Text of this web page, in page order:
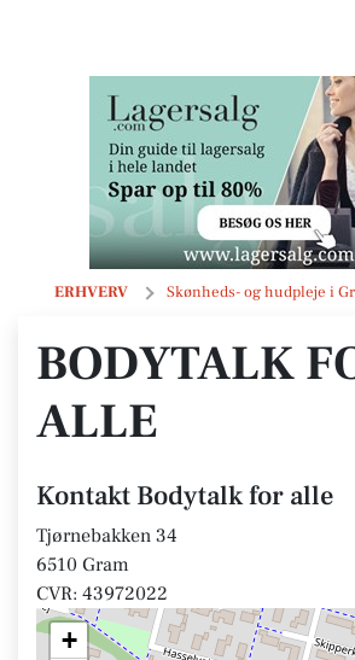
ERHVERV Skønheds- og hudpleje i
Bodytalk for alle
BODYTALK
ALLE
Kontakt Bodytalk for alle
Tjørnebakken 34
6510 Gram
CVR: 43972022
+